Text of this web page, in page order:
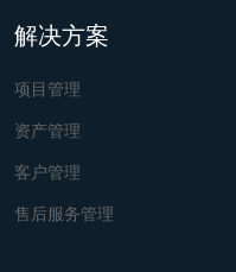
解决方案
项目管理
资产管理
客户管理
售后服务管理